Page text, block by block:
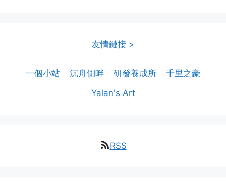
友情鏈接 >
一個小站 沉舟側畔 研發養成所
千里之豪
Yalan's Art
RSS